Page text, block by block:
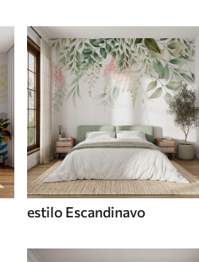
estilo Escandinavo